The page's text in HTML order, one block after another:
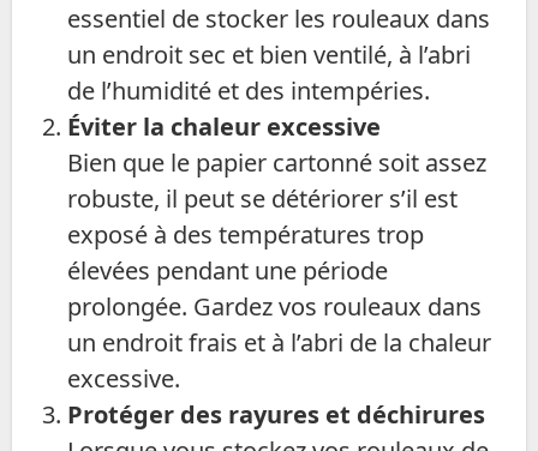
essentiel de stocker les rouleaux dans
un endroit sec et bien ventilé, à l’abri
de l’humidité et des intempéries.
Éviter la chaleur excessive
Bien que le papier cartonné soit assez
robuste, il peut se détériorer s’il est
exposé à des températures trop
élevées pendant une période
prolongée. Gardez vos rouleaux dans
un endroit frais et à l’abri de la chaleur
excessive.
Protéger des rayures et déchirures